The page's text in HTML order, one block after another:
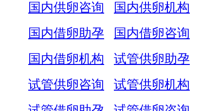
国内供卵咨询
国内供卵机构
国内借卵助孕
国内借卵咨询
国内借卵机构
试管供卵助孕
试管供卵咨询
试管供卵机构